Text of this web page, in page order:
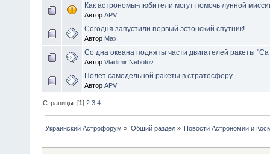
Как астрономы-любители могут помочь лунной
Автор APV
Сегодня запустили первый эстонский спутник!
Автор Max
Со дна океана подняты части двигателей ракеты
Автор Vladimir Nebotov
Полет самодельной ракеты в стратосферу.
Автор APV
Страницы: [1]2 3 4
Украинский Астрофорум » Общий раздел» Новости Астрономии и